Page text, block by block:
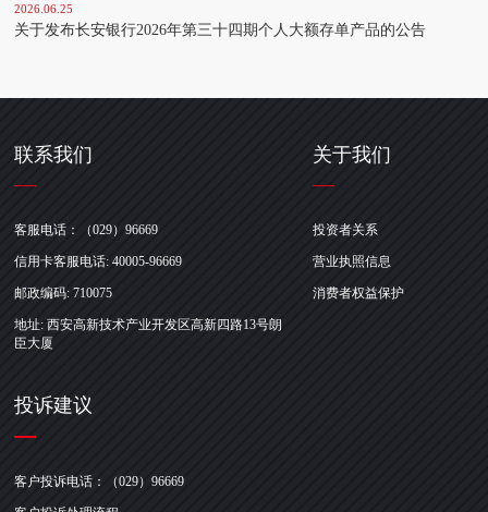
2026.06.25
关于发布长安银行2026年第三十四期个人大额存单产品的公告
联系我们
客服电话：（029）96669
信用卡客服电话: 40005-96669
邮政编码: 710075
地址: 西安高新技术产业开发区高新四路13号朗
臣大厦
关于我们
投资者关系
营业执照信息
消费者权益保护
投诉建议
客户投诉电话：（029）96669